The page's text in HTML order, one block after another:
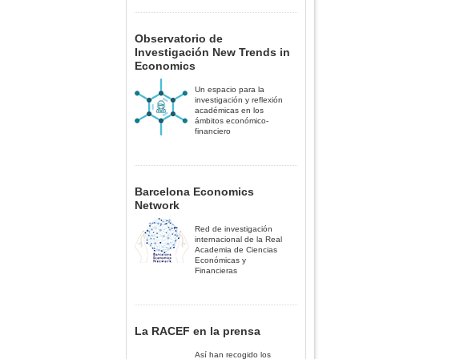
Observatorio de
Investigación New Trends in
Economics
Un espacio para la
investigación y reflexión
académicas en los
ámbitos económico-
financiero
Barcelona Economics
Network
Red de investigación
internacional de la Real
Academia de Ciencias
Económicas y
Financieras
La RACEF en la prensa
Así han recogido los